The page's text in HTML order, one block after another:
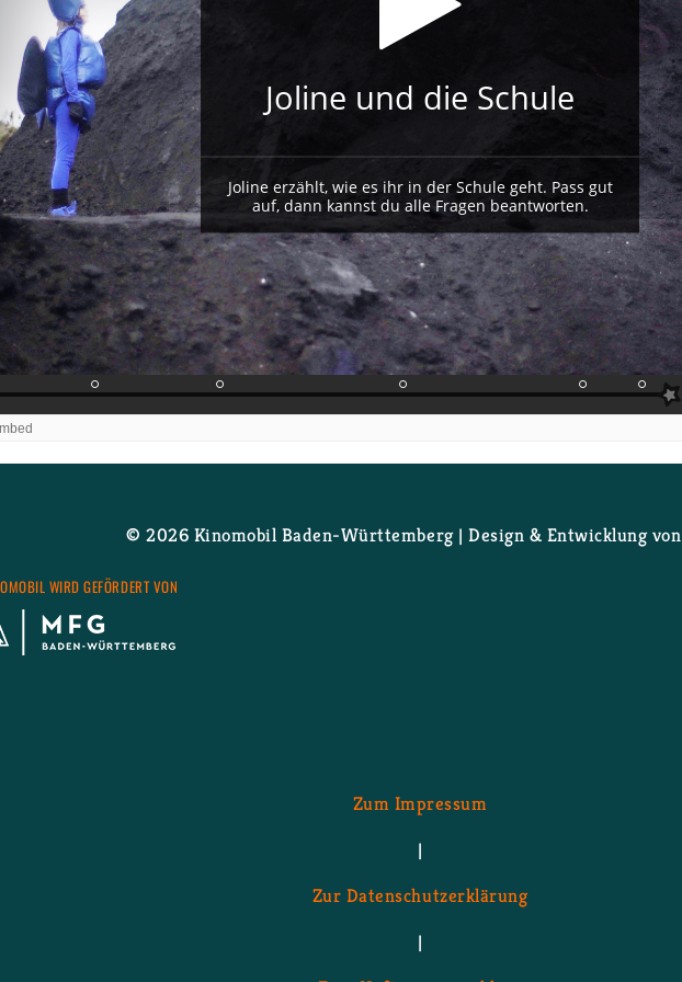
© 2026 Ki­no­mo­bil Ba­den-Würt­tem­berg | De­sign & Ent­wick­lung von
WIRD GE­FÖR­DERT VON
Zum Im­pres­sum
|
Zur Da­ten­schutz­er­klä­rung
|